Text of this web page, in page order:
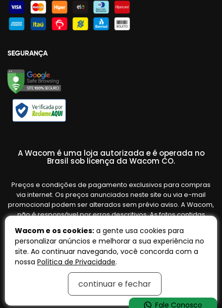
SEGURANÇA
A Wacom é uma loja autorizada e é operada no
Brasil sob licença da Wacom CO.
Preços e condições de pagamento exclusivos para compras
via internet. Os preços anunciados neste site ou via e-mail
promocional podem ser alterados sem prévio aviso. A Wacom,
não é responsável por erros descritivos. As fotos contidas
variar de acordo com o fornecedor/lote do fabricante. Ofertas
válidas até o término de nossos estoques. Vendas sujeitas à
análise e confirmação de dados.
OpenK
Wacom e os cookies: a gente usa cookies para
personalizar anúncios e melhorar a sua experiência no
site. Ao continuar navegando, você concorda com a
nossa Política de Privacidade.
continuar e fechar
Fale Conosco